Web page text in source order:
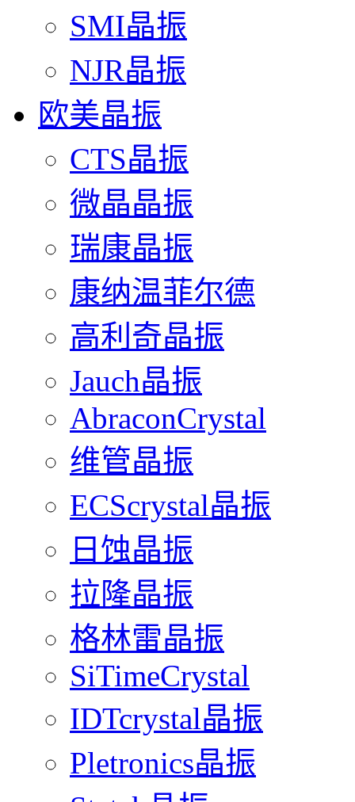
SMI晶振
NJR晶振
欧美晶振
CTS晶振
微晶晶振
瑞康晶振
康纳温菲尔德
高利奇晶振
Jauch晶振
AbraconCrystal
维管晶振
ECScrystal晶振
日蚀晶振
拉隆晶振
格林雷晶振
SiTimeCrystal
IDTcrystal晶振
Pletronics晶振